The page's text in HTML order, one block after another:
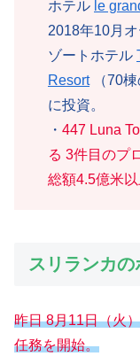
ホテル le
2018年10月
ゾートホテル
Resort（70棟
に投資。
・ 447 Luna
る 3件目のプ
総額4.5億米以
スリランカ
昨日 8月11日（火
任務を開始。